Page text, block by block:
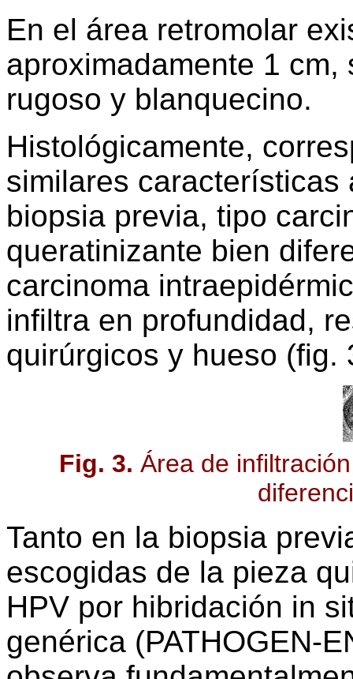
En el área retromolar
aproximadamente 1
rugoso y blanquecino.
Histológicamente,
similares
biopsia previa, tipo
queratinizante bien
carcinoma
infiltra en profundidad,
quirúrgicos y hueso (fig.
Fig. 3. Área de
Tanto en la biopsia
escogidas de la pieza
HPV por hibridación in
genérica (PATHOGEN-